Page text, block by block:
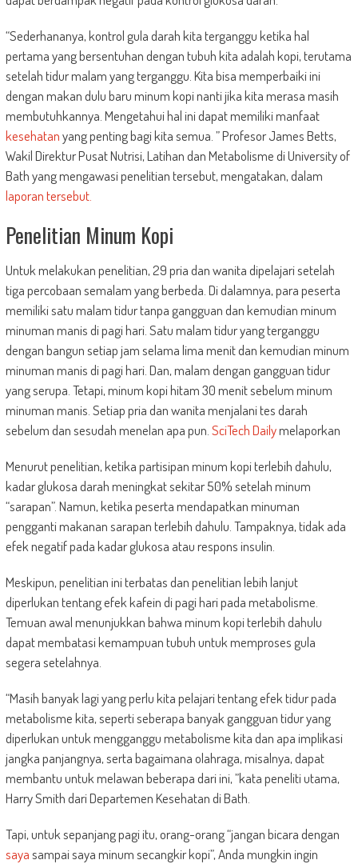
“Sederhananya, kontrol gula darah kita terganggu ketika hal
pertama yang bersentuhan dengan tubuh kita adalah kopi, terutama
setelah tidur malam yang terganggu. Kita bisa memperbaiki ini
dengan makan dulu baru minum kopi nanti jika kita merasa masih
membutuhkannya. Mengetahui hal ini dapat memiliki manfaat
kesehatanyang penting bagi kita semua. ” Profesor James Betts,
Wakil Direktur Pusat Nutrisi, Latihan dan Metabolisme di University of
Bath yang mengawasi penelitian tersebut, mengatakan, dalam
laporan tersebut.
Penelitian Minum Kopi
Untuk melakukan penelitian, 29 pria dan wanita dipelajari setelah
tiga percobaan semalam yang berbeda. Di dalamnya, para peserta
memiliki satu malam tidur tanpa gangguan dan kemudian minum
minuman manis di pagi hari. Satu malam tidur yang terganggu
dengan bangun setiap jam selama lima menit dan kemudian minum
minuman manis di pagi hari. Dan, malam dengan gangguan tidur
yang serupa. Tetapi, minum kopi hitam 30 menit sebelum minum
minuman manis. Setiap pria dan wanita menjalani tes darah
sebelum dan sesudah menelan apa pun. SciTech Dailymelaporkan
Menurut penelitian, ketika partisipan minum kopi terlebih dahulu,
kadar glukosa darah meningkat sekitar 50% setelah minum
“sarapan”. Namun, ketika peserta mendapatkan minuman
pengganti makanan sarapan terlebih dahulu. Tampaknya, tidak ada
efek negatif pada kadar glukosa atau respons insulin.
Meskipun, penelitian ini terbatas dan penelitian lebih lanjut
diperlukan tentang efek kafein di pagi hari pada metabolisme.
Temuan awal menunjukkan bahwa minum kopi terlebih dahulu
dapat membatasi kemampuan tubuh untuk memproses gula
segera setelahnya.
“Masih banyak lagi yang perlu kita pelajari tentang efek tidur pada
metabolisme kita, seperti seberapa banyak gangguan tidur yang
diperlukan untuk mengganggu metabolisme kita dan apa implikasi
jangka panjangnya, serta bagaimana olahraga, misalnya, dapat
membantu untuk melawan beberapa dari ini, ”kata peneliti utama,
Harry Smith dari Departemen Kesehatan di Bath.
Tapi, untuk sepanjang pagi itu, orang-orang “jangan bicara dengan
sayasampai saya minum secangkir kopi”, Anda mungkin ingin